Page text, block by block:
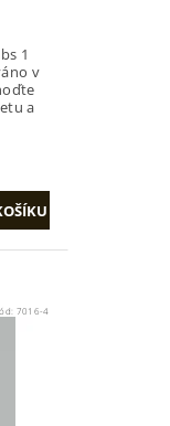
1
v
a
7016-4